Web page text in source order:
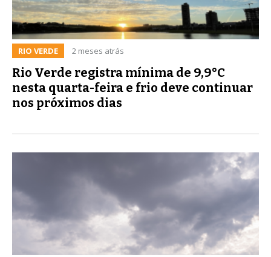
RIO VERDE 2 meses atrás
Rio Verde registra mínima de 9,9°C
nesta quarta-feira e frio deve continuar
nos próximos dias